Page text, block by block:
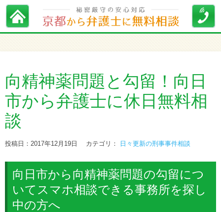
向精神薬問題と勾留！向日
市から弁護士に休日無料相
談
投稿日：2017年12月19日 カテゴリ： 日々更新の刑事事件相談
向日市から向精神薬問題の勾留につ
いてスマホ相談できる事務所を探し
中の方へ